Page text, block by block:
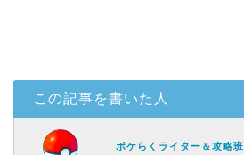
この記事を書いた人
ポケらくライター＆攻略班